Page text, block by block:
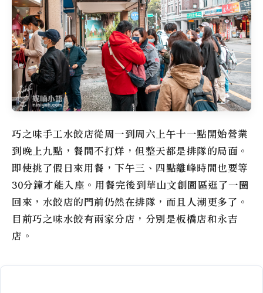
巧之味手工水餃店從周一到周六上午十一點開始營業
到晚上九點，餐間不打烊，但整天都是排隊的局面。
即使挑了假日來用餐，下午三、四點離峰時間也要等
30分鐘才能入座。用餐完後到華山文創園區逛了一圈
回來，水餃店的門前仍然在排隊，而且人潮更多了。
目前巧之味水餃有兩家分店，分別是板橋店和永吉
店。